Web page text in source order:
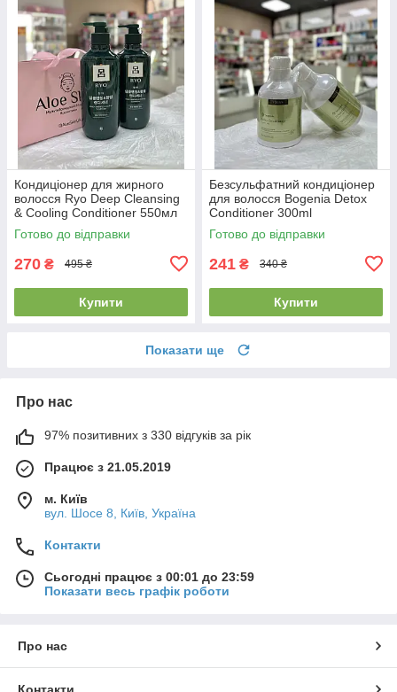
Кондиціонер для жирного
волосся Ryo Deep Cleansing
& Cooling Conditioner 550мл
Готово до відправки
270 ₴ 495 ₴
Купити
Безсульфатний кондиціонер
для волосся Bogenia Detox
Conditioner 300ml
Готово до відправки
241 ₴ 340 ₴
Купити
Показати ще
Про нас
97% позитивних з 330 відгуків за рік
Працює з 21.05.2019
м. Київ
вул. Шосе 8, Київ, Україна
Контакти
Сьогодні працює з 00:01 до 23:59
Показати весь графік роботи
Про нас